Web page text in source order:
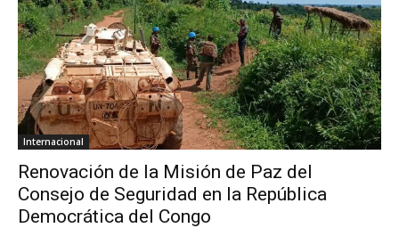
Internacional
Renovación de la Misión de Paz del
Consejo de Seguridad en la República
Democrática del Congo